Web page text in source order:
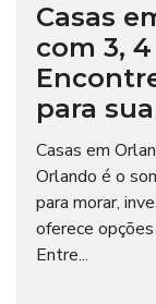
Casas
com 3,
para
Casas em
Orlando é o
para morar,
oferece
Entre...